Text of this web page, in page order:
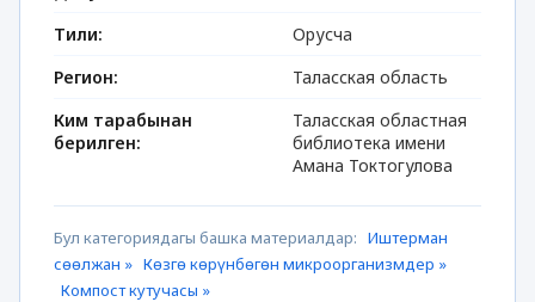
Тили:
Орусча
Регион:
Таласская область
Ким тарабынан
берилген:
Таласская областная
библиотека имени
Амана Токтогулова
Бул категориядагы башка материалдар: Иштерман
сөөлжан » Көзгө көрүнбөгөн микроорганизмдер »
Компост кутучасы »